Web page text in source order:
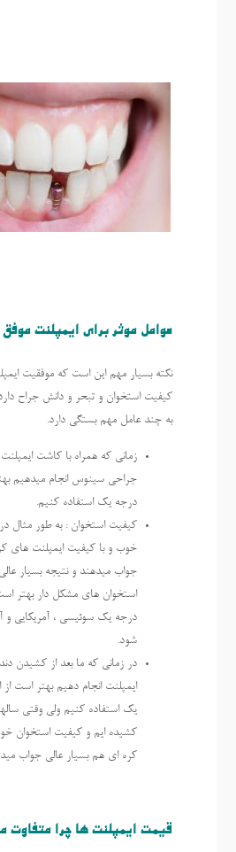
عوامل موثر برای ایمپلنت موفق
نکته بسیار مهم این است که موفقیت
کیفیت استخوان و تبحر و دانش جراح دارد
به چند عامل مهم بستگی دارد.
زمانی که همراه با کاشت ایمپلنت
جراحی سینوس انجام میدهیم
درجه یک استفاده کنیم.
کیفیت استخوان : به طور مثال
خوب و با کیفیت ایمپلنت های
جواب میدهند و نتیجه بسیار
استخوان های مشکل دار بهتر
درجه یک سوئیسی ، آمریکایی و
شود.
در زمانی که ما بعد از کشیدن
ایمپلنت انجام دهیم بهتر است
یک استفاده کنیم ولی وقتی
کشیده ایم و کیفیت استخوان
کره ای هم بسیار عالی جواب
قیمت ایمپلنت ها چرا متفاوت